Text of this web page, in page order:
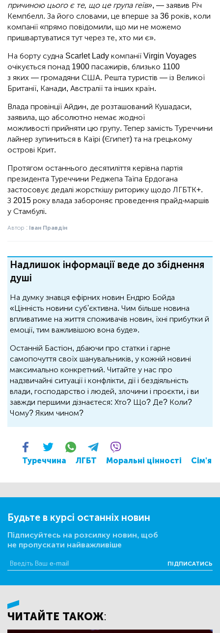
причиною цього є те, що це група геїв», — заявив Річ
Кемпбелл. За його словами, це вперше за 36 років, коли
компанії «прямо повідомили, що ми не можемо
пришвартуватися тут через те, хто ми є».
На борту судна Scarlet Lady компанії Virgin Voyages
очікується понад 1900 пасажирів, близько 1100
з яких — громадяни США. Решта туристів — із Великої
Британії, Канади, Австралії та інших країн.
Влада провінції Айдин, де розташований Кушадаси,
заявила, що абсолютно немає жодної
можливості прийняти цю групу. Тепер замість Туреччини
лайнер зупиниться в Каїрі (Єгипет) та на грецькому
острові Крит.
Протягом останнього десятиліття керівна партія
президента Туреччини Реджепа Таїпа Ердогана
застосовує дедалі жорсткішу риторику щодо ЛГБТК+.
З 2015 року влада забороняє проведення прайд-маршів
у Стамбулі.
Автор : Іван Правдін
Надлишок інформації веде до збіднення
душі
На думку знавця ефірних новин Ендрю Бойда
«Цінність новини суб'єктивна. Чим більше новина
впливатиме на життя споживачів новин, їхні прибутки й
емоції, тим важливішою вона буде».
Останній Бастіон, дбаючи про статки і гарне
самопочуття своїх шанувальників, у кожній новині
максимально конкретний. Читайте у нас про
надзвичайні ситуації і конфлікти, дії і бездіяльність
влади, господарство і людей, злочини і проєкти, і ви
завжди першими дізнаєтеся: Хто? Що? Де? Коли?
Чому? Яким чином?
Туреччина ЛГБТ Моральні цінності Сім'я
Будьте в курсі останніх новин
Підписуйтесь на розсилку новин, щоб
не пропускати найважливіше
ПІДПИСАТИСЬ
ЧИТАЙТЕ ТАКОЖ: